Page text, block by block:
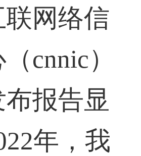
网络信
cnnic）
报告显
年，我